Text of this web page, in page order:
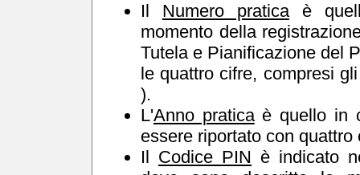
Il Numero praticaè
momento della
Tutela e Pianificazione del
le quattro cifre, compresi
).
L'Anno praticaè quello in
essere riportato con
Il Codice PIN è indicato